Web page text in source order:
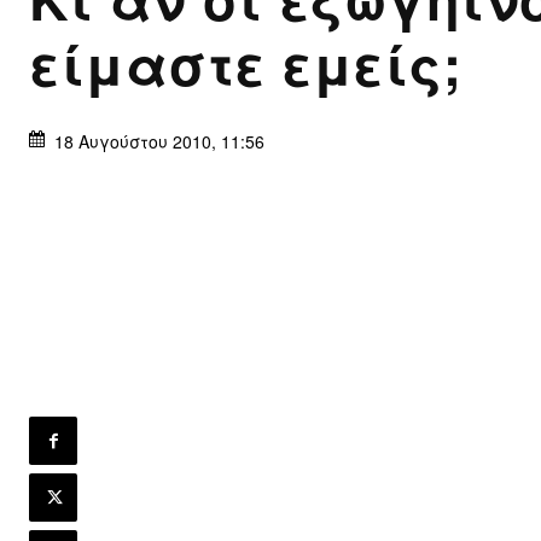
είμαστε εμείς;
18 Αυγούστου 2010, 11:56